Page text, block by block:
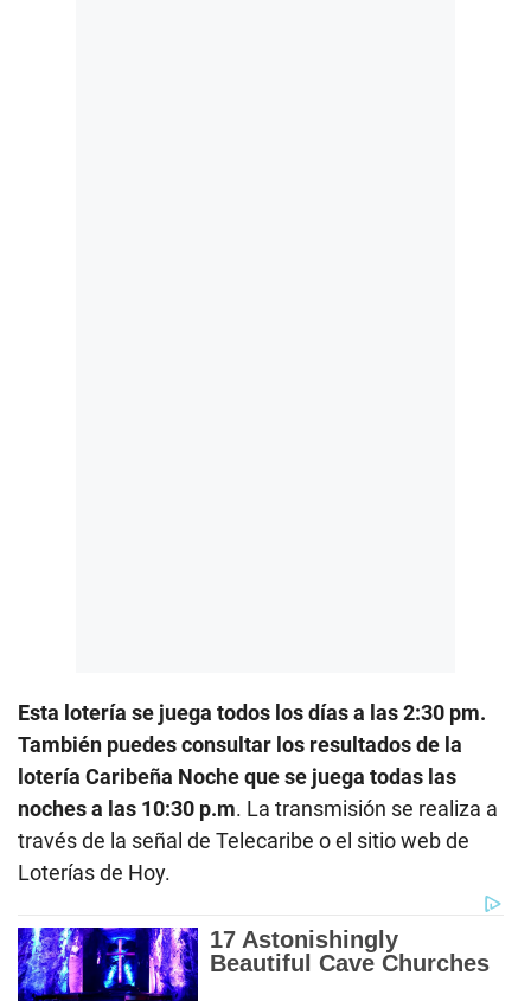
Esta lotería se juega todos los días a las 2:30 pm.
También puedes consultar los resultados de la
lotería Caribeña Noche que se juega todas las
noches a las 10:30 p.m. La transmisión se realiza a
través de la señal de Telecaribe o el sitio web de
Loterías de Hoy.